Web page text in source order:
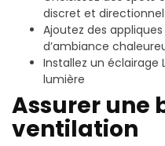
discret et directionnel
Ajoutez des
d’ambiance
Installez un éclairage
lumière
Assurer une
ventilation